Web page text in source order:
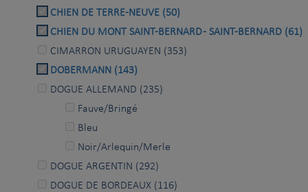
CHIEN DE TERRE-NEUVE (50)
CHIEN DU MONT SAINT-BERNARD - SAINT-BERNARD (61)
CIMARRON URUGUAYEN (353)
DOBERMANN (143)
DOGUE ALLEMAND (235)
Fauve/Bringé
Bleu
Noir/Arlequin/Merle
DOGUE ARGENTIN (292)
DOGUE DE BORDEAUX (116)